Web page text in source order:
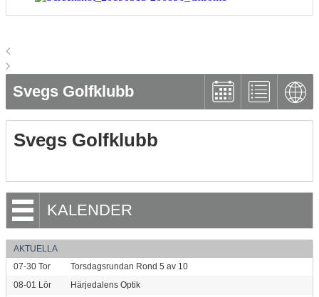
Svegs Golfklubb
Svegs Golfklubb
KALENDER
AKTUELLA
07-30 Tor
Torsdagsrundan Rond 5 av 10
08-01 Lör
Härjedalens Optik